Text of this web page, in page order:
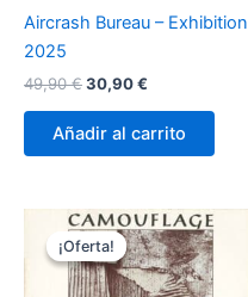
Aircrash Bureau – Exhibition
2025
49,90€El
original
era:
30,90€
actual
es:
Añadir al carrito
¡Oferta!
¡Oferta!